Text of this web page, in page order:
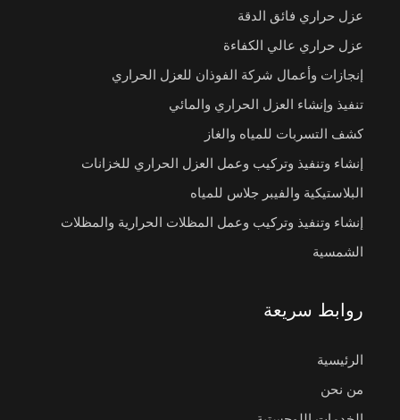
عزل حراري فائق الدقة
عزل حراري عالي الكفاءة
إنجازات وأعمال شركة الفوذان للعزل الحراري
تنفيذ وإنشاء العزل الحراري والمائي
كشف التسربات للمياه والغاز
إنشاء وتنفيذ وتركيب وعمل العزل الحراري للخزانات
البلاستيكية والفيبر جلاس للمياه
إنشاء وتنفيذ وتركيب وعمل المظلات الحرارية والمظلات
الشمسية
روابط سريعة
الرئيسية
من نحن